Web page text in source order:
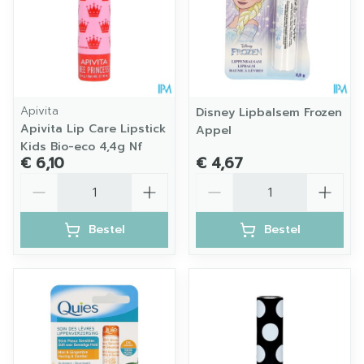
Apivita
Apivita Lip Care Lipstick
Kids Bio-eco 4,4g Nf
€ 6,10
Bestel
Disney Lipbalsem Frozen
Appel
€ 4,67
Bestel